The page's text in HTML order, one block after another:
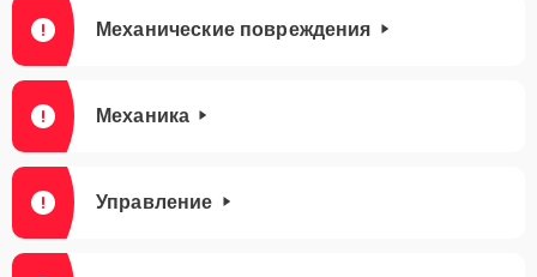
Механические повреждения
Механика
Управление